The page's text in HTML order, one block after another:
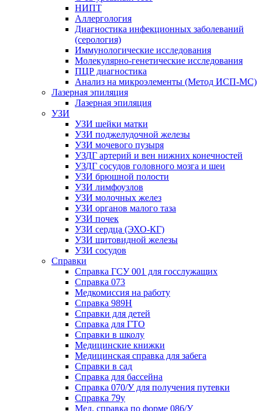
НИПТ
Аллергология
Диагностика инфекционных заболеваний
(серология)
Иммунологические исследования
Молекулярно-генетические исследования
ПЦР диагностика
Анализ на микроэлементы (Метод ИСП-МС)
Лазерная эпиляция
Лазерная эпиляция
УЗИ
УЗИ шейки матки
УЗИ поджелудочной железы
УЗИ мочевого пузыря
УЗДГ артерий и вен нижних конечностей
УЗДГ сосудов головного мозга и шеи
УЗИ брюшной полости
УЗИ лимфоузлов
УЗИ молочных желез
УЗИ органов малого таза
УЗИ почек
УЗИ сердца (ЭХО-КГ)
УЗИ щитовидной железы
УЗИ сосудов
Справки
Справка ГСУ 001 для госслужащих
Справка 073
Медкомиссия на работу
Справка 989Н
Справки для детей
Справка для ГТО
Справки в школу
Медицинские книжки
Медицинская справка для забега
Справки в сад
Справка для бассейна
Справка 070/У для получения путевки
Справка 79у
Мед. справка по форме 086/У